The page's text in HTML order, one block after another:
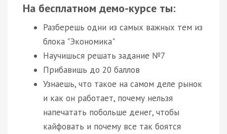
На бесплатном демо-курсе ты:
Разберешь одни из самых важных тем из
блока "Экономика"
Научишься решать задание №7
Прибавишь до 20 баллов
Узнаешь, что такое на самом деле рынок
и как он работает, почему нельзя
напечатать побольше денег, чтобы
кайфовать и почему все так боятся